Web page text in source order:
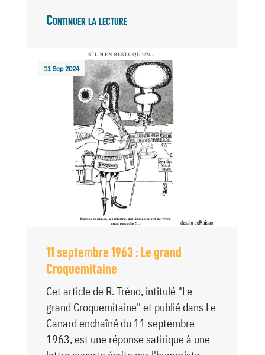
Continuer la lecture
11 Sep 2024
11 septembre 1963 : Le grand
Croquemitaine
Cet article de R. Tréno, intitulé "Le
grand Croquemitaine" et publié dans Le
Canard enchaîné du 11 septembre
1963, est une réponse satirique à une